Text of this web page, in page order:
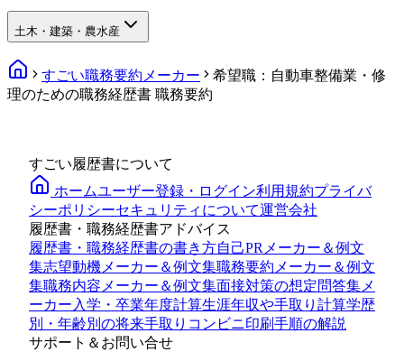
土木・建築・農水産
すごい職務要約メーカー
希望職：自動車整備業・修
理のための職務経歴書 職務要約
すごい履歴書について
ホームユーザー登録・ログイン利用規約プライバ
シーポリシーセキュリティについて運営会社
履歴書・職務経歴書アドバイス
履歴書・職務経歴書の書き方自己PRメーカー＆例文
集志望動機メーカー＆例文集職務要約メーカー＆例文
集職務内容メーカー＆例文集面接対策の想定問答集メ
ーカー入学・卒業年度計算生涯年収や手取り計算学歴
別・年齢別の将来手取り コンビニ印刷手順の解説
サポート＆お問い合せ